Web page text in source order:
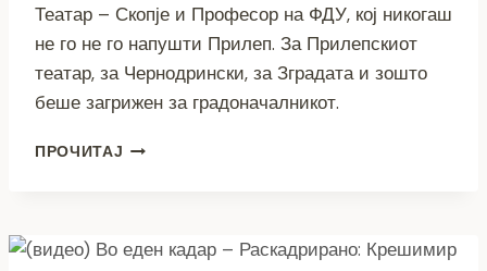
Театар – Скопје и Професор на ФДУ, кој никогаш
не го не го напушти Прилеп. За Прилепскиот
театар, за Чернодрински, за Зградата и зошто
беше загрижен за градоначалникот.
ПРОЧИТАЈ (ВИДЕО)
РАСКАДРИРАНО: